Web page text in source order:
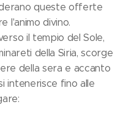
queste offerte
l'animo divino.
il tempio del Sole,
della Siria, scorge
della sera e accanto
intenerisce fino alle